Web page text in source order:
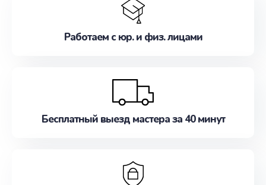
Работаем с юр. и физ. лицами
Бесплатный выезд мастера за 40 минут